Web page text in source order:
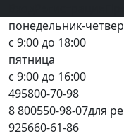
понедельник-
с 9:00 до 18:00
пятница
с 9:00 до 16:00
495800-70-98
8 800550-98-07для
925660-61-86